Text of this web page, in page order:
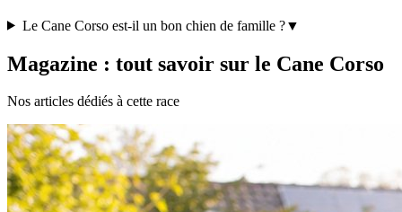
Le Cane Corso est-il un bon chien de famille ?▼
Magazine : tout savoir sur le Cane Corso
Nos articles dédiés à cette race